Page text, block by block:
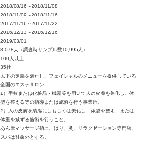
2018/08/16～2018/11/08
2018/11/09～2018/11/16
2017/11/16～2017/11/22
2016/12/13～2016/12/16
2019/03/01
8,078人（調査時サンプル数10,995人）
100人以上
35社
以下の定義を満たし、フェイシャルのメニューを提供している
全国のエステサロン
1）手技または化粧品・機器等を用いて人の皮膚を美化し、体
型を整える等の指導または施術を行う事業所。
2）人の皮膚を清潔にしもしくは美化し、体型を整え、または
体重を減ずる施術を行うこと。
あん摩マッサージ指圧、はり、灸、リラクゼーション専門店、
スパは対象外とする。